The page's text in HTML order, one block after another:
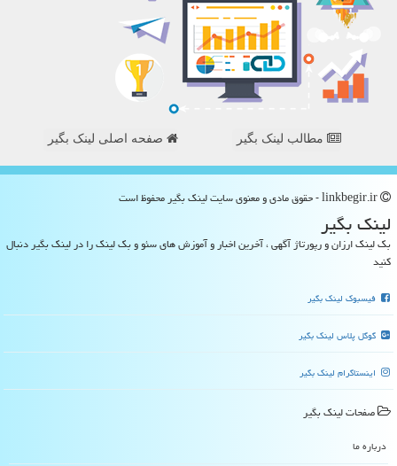
مطالب لینک بگیر صفحه اصلی لینک بگیر
لینك بگیر
بک لینک ارزان و رپورتاژ آگهی ، آخرین اخبار و آموزش های سئو و بک لینک را در لینک بگیر دنبال
کنید
فیسبوک لینک بگیر
گوگل پلاس لینک بگیر
اینستاگرام لینک بگیر
صفحات لینك بگیر
درباره ما